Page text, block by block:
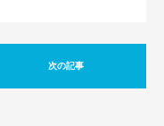
次の記事